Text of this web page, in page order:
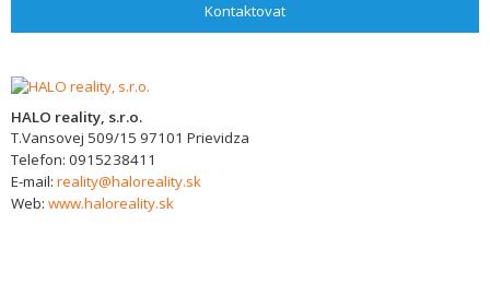
Kontaktovat
HALO reality, s.r.o.
T.Vansovej 509/15 97101 Prievidza
Telefon: 0915238411
E-mail: reality@haloreality.sk
Web: www.haloreality.sk